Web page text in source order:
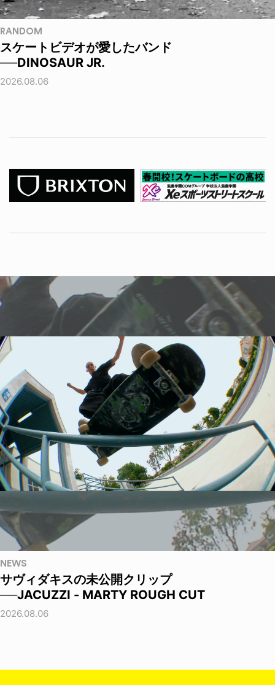
RANDOM
スケートビデオが愛したバンド
──DINOSAUR JR.
2026.08.06
NEWS
サヴィダキスの未公開クリップ
──JACUZZI - MARTY ROUGH CUT
2026.08.06